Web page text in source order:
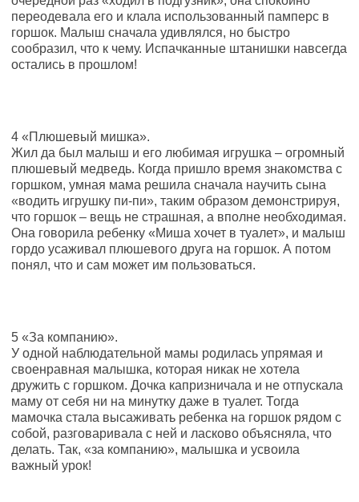
переодевала его и клала использованный памперс в
горшок. Малыш сначала удивлялся, но быстро
сообразил, что к чему. Испачканные штанишки навсегда
остались в прошлом!
4 «Плюшевый мишка».
Жил да был малыш и его любимая игрушка – огромный
плюшевый медведь. Когда пришло время знакомства с
горшком, умная мама решила сначала научить сына
«водить игрушку пи-пи», таким образом демонстрируя,
что горшок – вещь не страшная, а вполне необходимая.
Она говорила ребенку «Миша хочет в туалет», и малыш
гордо усаживал плюшевого друга на горшок. А потом
понял, что и сам может им пользоваться.
5 «За компанию».
У одной наблюдательной мамы родилась упрямая и
своенравная малышка, которая никак не хотела
дружить с горшком. Дочка капризничала и не отпускала
маму от себя ни на минутку даже в туалет. Тогда
мамочка стала высаживать ребенка на горшок рядом с
собой, разговаривала с ней и ласково объясняла, что
делать. Так, «за компанию», малышка и усвоила
важный урок!